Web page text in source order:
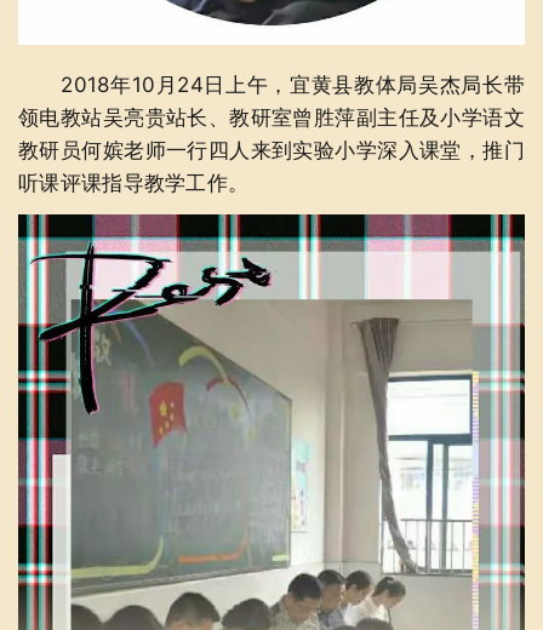
2018年10月24日上午，宜黄县教体局吴杰局长带
领电教站吴亮贵站长、教研室曾胜萍副主任及小学语文
教研员何嫔老师一行四人来到实验小学深入课堂，推门
听课评课指导教学工作。